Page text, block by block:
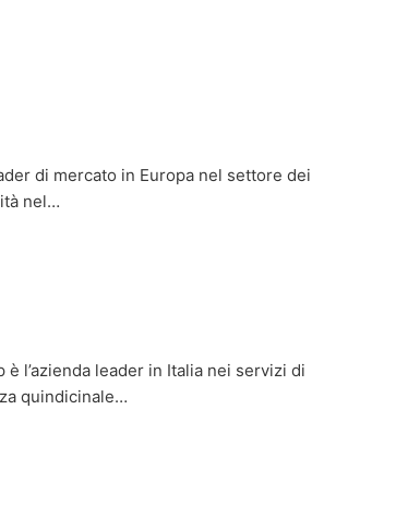
di mercato in Europa nel settore dei
nel…
l’azienda leader in Italia nei servizi di
quindicinale…